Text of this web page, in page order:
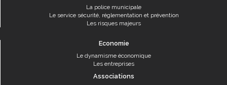
La police municipale
Le service sécurité, réglementation et prévention
Les risques majeurs
Economie
Le dynamisme économique
Les entreprises
Associations